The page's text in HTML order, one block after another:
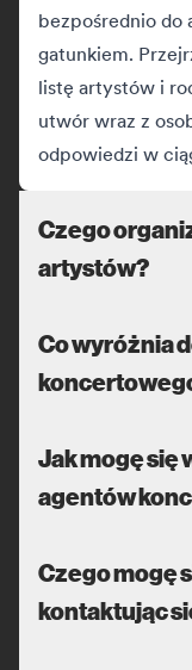
bezpośrednio do
gatunkiem.
listę artystów i
utwór wraz z
odpowiedzi w
Czego
artystów?
Co wyróżnia
Jak mogę się
agentów
Czego mogę
kontaktując